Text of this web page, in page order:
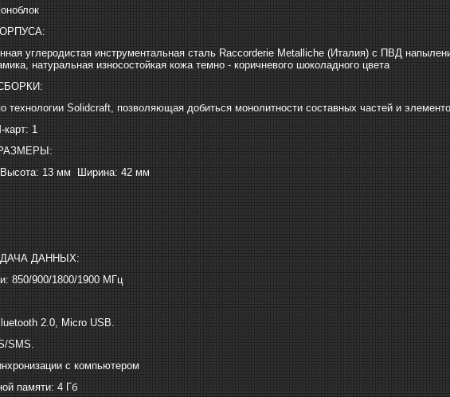
углеродистая инструментальная сталь Raccorderie Metalliche (Италия) с ПВД
натуральная износостойкая кожа темно - коричневого шоколадного цвета
технологии Solidcraft, позволяющая добиться монолитности составных частей и
карт: 1
13 мм Ширина: 42 мм
ДАННЫХ:
850/900/1800/1900 МГц
2.0, Micro USB.
SMS.
с компьютером
памяти: 4 Гб